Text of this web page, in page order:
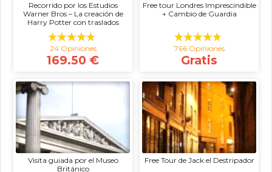
Recorrido por los Estudios
Warner Bros – La creación de
Harry Potter con traslados
24 Opiniones
169.50 €
Free tour Londres Imprescindible
+ Cambio de Guardia
766 Opiniones
Gratis
Visita guiada por el Museo
Británico
Free Tour de Jack el Destripador